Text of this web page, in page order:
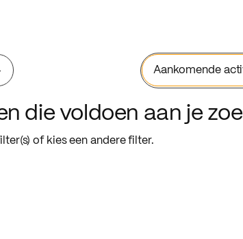
Aankomende
die voldoen aan je
of kies een andere filter.